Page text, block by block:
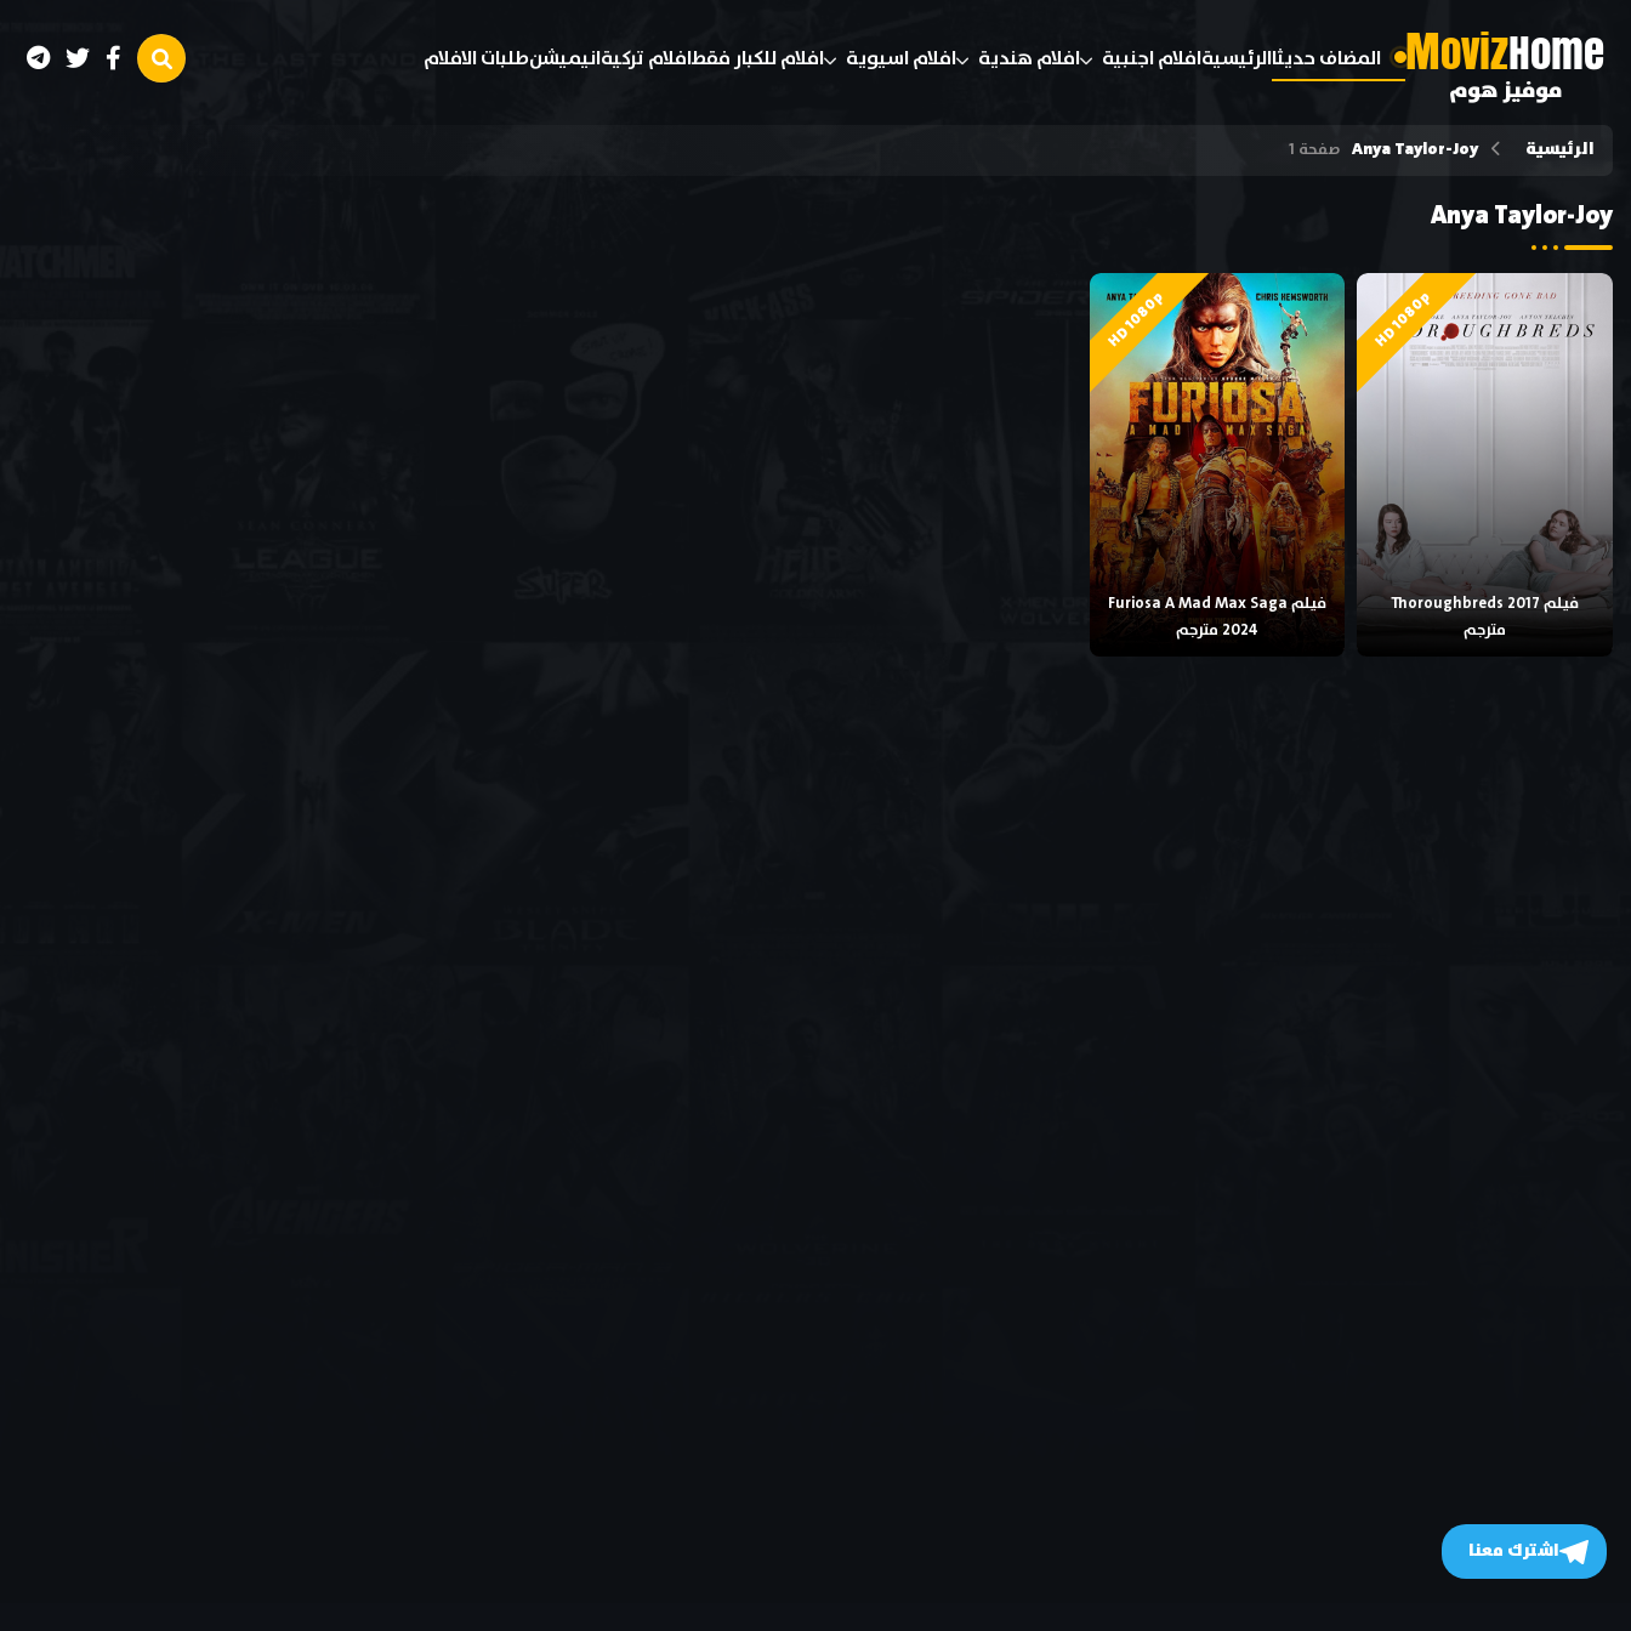
MovizHome
موفيز هوم
المضاف حديثاالرئيسيةافلام اجنبية افلام هندية افلام اسيوية افلام للكبار فقطافلام تركيةانيميشنطلبات الافلام
الرئيسية Anya Taylor-Joy صفحة 1
Anya Taylor-Joy
HD 1080p
فيلم Thoroughbreds 2017
مترجم
HD 1080p
فيلم Furiosa A Mad Max Saga
2024 مترجم
اشترك معنا